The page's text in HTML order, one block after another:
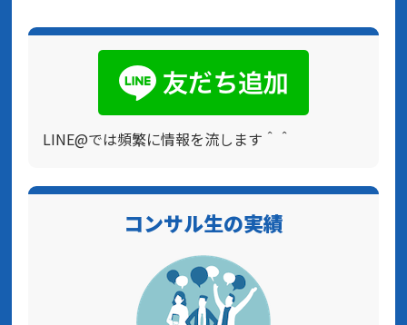
LINE@では頻繁に情報を流します＾＾
コンサル生の実績